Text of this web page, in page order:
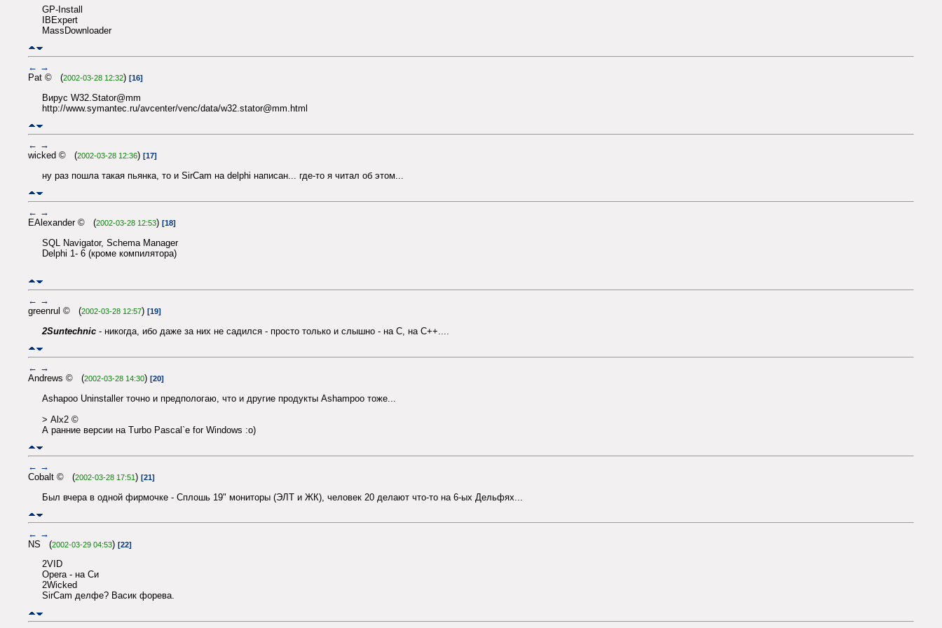
GP-Install
IBExpert
MassDownloader
← →
Pat © (2002-03-28 12:32) [16]
Вирус W32.Stator@mm
http://www.symantec.ru/avcenter/venc/data/w32.stator@mm.html
← →
wicked © (2002-03-28 12:36) [17]
ну раз пошла такая пьянка, то и SirCam на delphi написан... где-то я читал об этом...
← →
EAlexander © (2002-03-28 12:53) [18]
SQL Navigator, Schema Manager
Delphi 1- 6 (кроме компилятора)
← →
greenrul © (2002-03-28 12:57) [19]
2Suntechnic - никогда, ибо даже за них не садился - просто только и слышно - на С, на С++....
← →
Andrews © (2002-03-28 14:30) [20]
Ashapoo Uninstaller точно и предпологаю, что и другие продукты Ashampoo тоже...
> Alx2 ©
А ранние версии на Turbo Pascal`e for Windows :o)
← →
Cobalt © (2002-03-28 17:51) [21]
Был вчера в одной фирмочке - Сплошь 19" мониторы (ЭЛТ и ЖК), человек 20 делают что-то на 6-ых Дельфях...
← →
NS (2002-03-29 04:53) [22]
2VID
Opera - на Си
2Wicked
SirCam делфе? Васик форева.